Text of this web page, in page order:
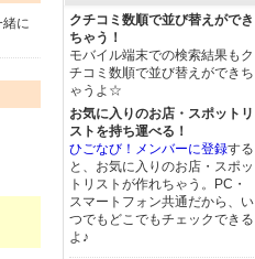
に
クチコミ数順で並び替えができ
ちゃう！
モバイル端末での検索結果もク
チコミ数順で並び替えができち
ゃうよ☆
お気に入りのお店・スポットリ
ストを持ち運べる！
ひごなび！メンバーに登録する
と、お気に入りのお店・スポッ
トリストが作れちゃう。PC・
スマートフォン共通だから、い
つでもどこでもチェックできる
よ♪